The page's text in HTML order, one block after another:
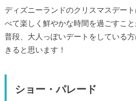
ディズニーランドのクリスマスデー
べて楽しく鮮やかな時間を過ごすこと
普段、大人っぽいデートをしている
きると思います！
ショー・パレード